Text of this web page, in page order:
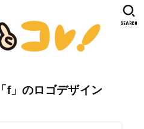
SEARCH
f」のロゴデザイン